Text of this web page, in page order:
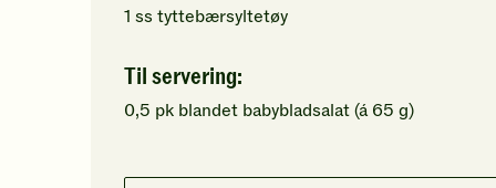
1 ss tyttebærsyltetøy
Til servering:
0,5 pk blandet babybladsalat(á 65 g)